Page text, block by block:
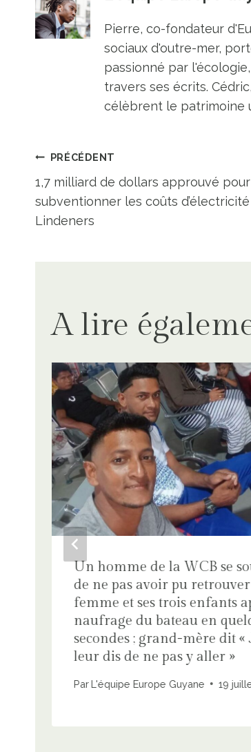
Pierre, co-fondateur
sociaux d'outre-mer,
passionné par
travers ses écrits.
célèbrent le patrimoine
Navigation
de
PRÉCÉDENT
1,7 milliard de dollars approuvé pour
subventionner les coûts
Lindeners
A lire
Un homme de la WCB se
de ne pas avoir pu retrouver
femme et ses trois enfants
naufrage du bateau en
secondes ; grand-mère dit «
leur dis de ne pas y aller »
ParL'équipe Europe Guyane 19